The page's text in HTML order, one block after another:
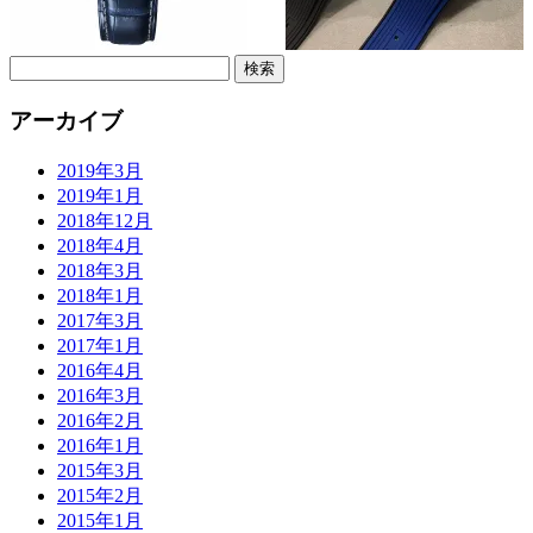
アーカイブ
2019年3月
2019年1月
2018年12月
2018年4月
2018年3月
2018年1月
2017年3月
2017年1月
2016年4月
2016年3月
2016年2月
2016年1月
2015年3月
2015年2月
2015年1月